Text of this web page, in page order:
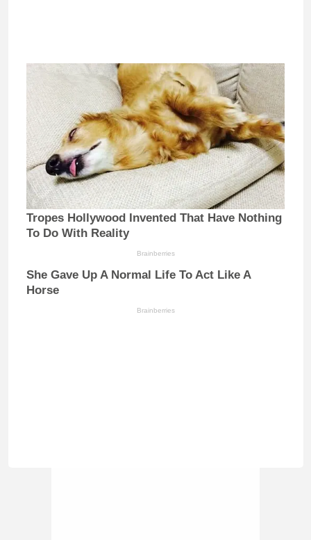
Tropes Hollywood Invented That Have Nothing
To Do With Reality
Brainberries
She Gave Up A Normal Life To Act Like A
Horse
Brainberries